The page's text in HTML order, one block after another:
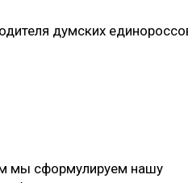
думских
мы сформулируем нашу